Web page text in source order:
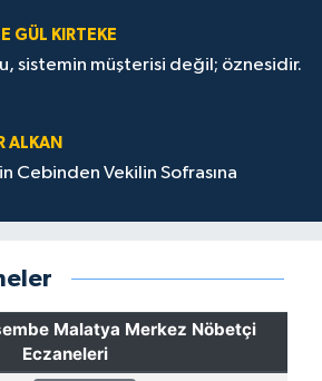
GÜL KIRTEKE
sistemin müşterisi değil; öznesidir.
ALKAN
Cebinden Vekilin Sofrasına